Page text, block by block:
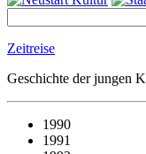
Zeitreise
Geschichte der jungen
1990
1991